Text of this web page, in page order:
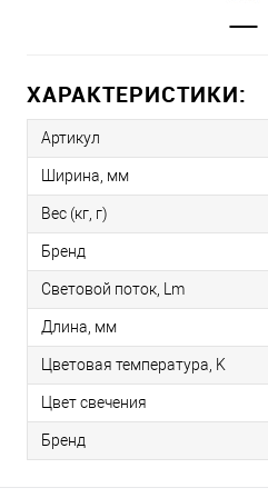
ХАРАКТЕРИСТИКИ:
Артикул
Ширина, мм
Вес (кг, г)
Бренд
Световой поток, Lm
Длина, мм
Цветовая температура, K
Цвет свечения
Бренд